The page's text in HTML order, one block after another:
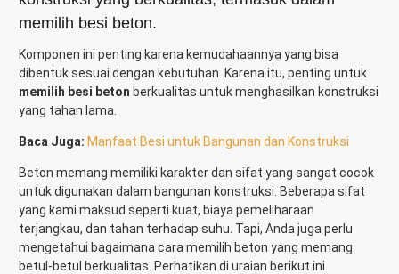
memilih besi beton.
Komponen ini penting karena kemudahaannya yang bisa
dibentuk sesuai dengan kebutuhan. Karena itu, penting untuk
memilih besi beton berkualitas untuk menghasilkan konstruksi
yang tahan lama.
Baca Juga: Manfaat Besi untuk Bangunan dan Konstruksi
Beton memang memiliki karakter dan sifat yang sangat cocok
untuk digunakan dalam bangunan konstruksi. Beberapa sifat
yang kami maksud seperti kuat, biaya pemeliharaan
terjangkau, dan tahan terhadap suhu. Tapi, Anda juga perlu
mengetahui bagaimana cara memilih beton yang memang
betul-betul berkualitas. Perhatikan di uraian berikut ini.